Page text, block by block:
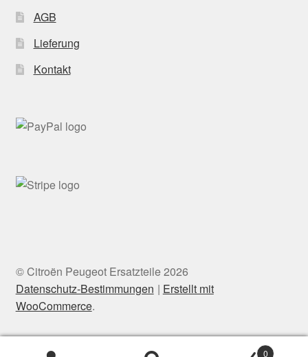
AGB
Lieferung
Kontakt
© Citroën Peugeot Ersatzteile 2026
Datenschutz-Bestimmungen
Erstellt mit
WooCommerce.
0